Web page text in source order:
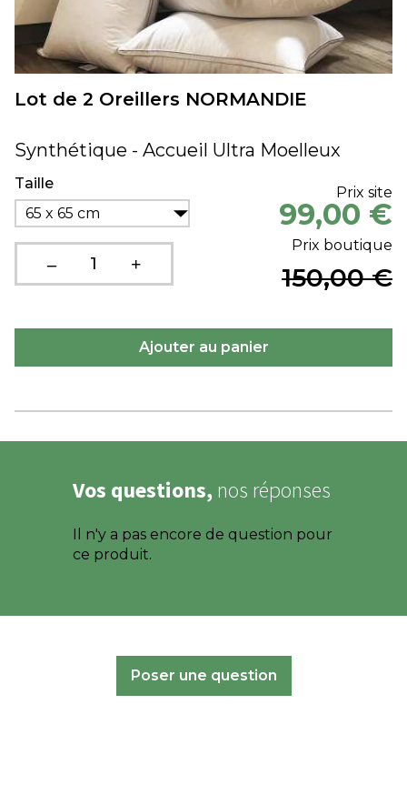
Lot de 2 Oreillers NORMANDIE
Synthétique - Accueil Ultra Moelleux
Taille
65 x 65 cm
Prix site
99,00 €
Prix boutique
150,00 €
Vos questions, nos réponses
Il n'y a pas encore de question pour
ce produit.
Poser une question